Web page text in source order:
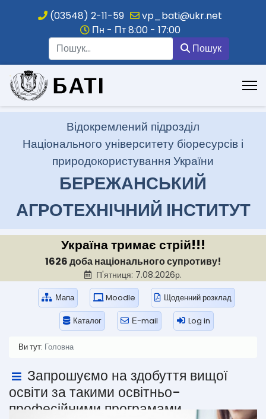
(03548) 2-11-59
vp_bati@ukr.net
Пн - Пт 8:00 - 17:00
Пошук
.
Відокремлений підрозділ
Національного університету біоресурсів і
природокористування України
БЕРЕЖАНСЬКИЙ
АГРОТЕХНІЧНИЙ ІНСТИТУТ
Україна тримає стрій!!!
1626 доба національного супротиву!
П'ятниця: 7.08.2026р.
Мапа Moodle Щоденний розклад
Каталог Е-mail Log in
Ви тут: Головна
Запрошуємо на здобуття вищої
освіти за такими освітньо-
професійними програмами